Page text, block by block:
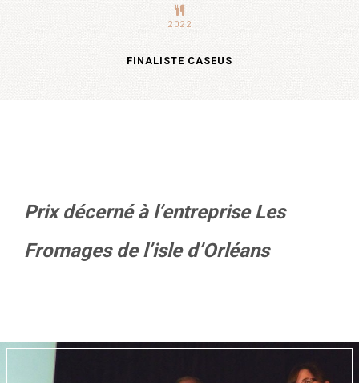
2022
FINALISTE CASEUS
Prix décerné à l’entreprise Les
Fromages de l’isle d’Orléans